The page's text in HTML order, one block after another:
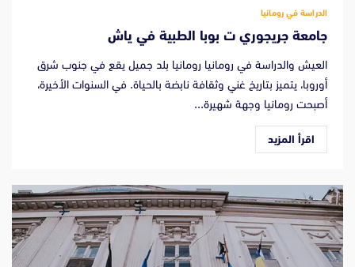
الدراسة في رومانيا
جامعة جريجوري ت بوبا الطبية في ياش
العيش والدراسة في رومانيا رومانيا بلد جميل يقع في جنوب شرق
أوروبا، يتميز بتاريخ غني وثقافة نابضة بالحياة. في السنوات الأخيرة،
أصبحت رومانيا وجهة شهيرة...
اقرأ المزيد